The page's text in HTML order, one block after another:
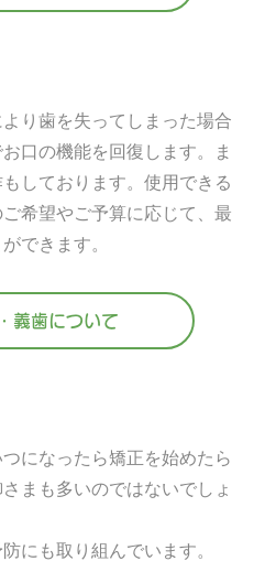
り歯を失ってしまった場合
口の機能を回復します。ま
しております。使用できる
希望やご予算に応じて、最
できます。
義歯について
になったら矯正を始めたら
まも多いのではないでしょ
にも取り組んでいます。